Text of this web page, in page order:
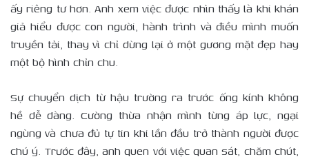
ấy riêng tư hơn. Anh xem việc được nhìn thấy là khi khán
giả hiểu được con người, hành trình và điều mình muốn
truyền tải, thay vì chỉ dừng lại ở một gương mặt đẹp hay
một bộ hình chỉn chu.
Sự chuyển dịch từ hậu trường ra trước ống kính không
hề dễ dàng. Cường thừa nhận mình từng áp lực, ngại
ngùng và chưa đủ tự tin khi lần đầu trở thành người được
chú ý. Trước đây, anh quen với việc quan sát, chăm chút,